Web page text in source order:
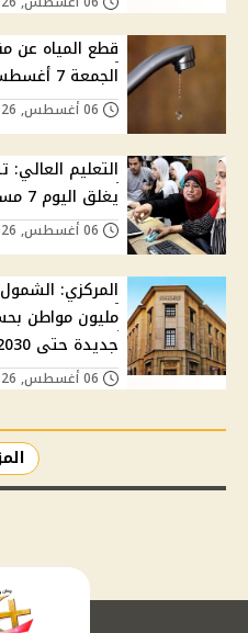
قطع المياه عن
الجمعة 7 أغسطس بسبب أعمال مترو الطالبية
يغلق اليوم 7 مساءً دون مد للمهلة
مليون مواطن
جديدة حتى 2030